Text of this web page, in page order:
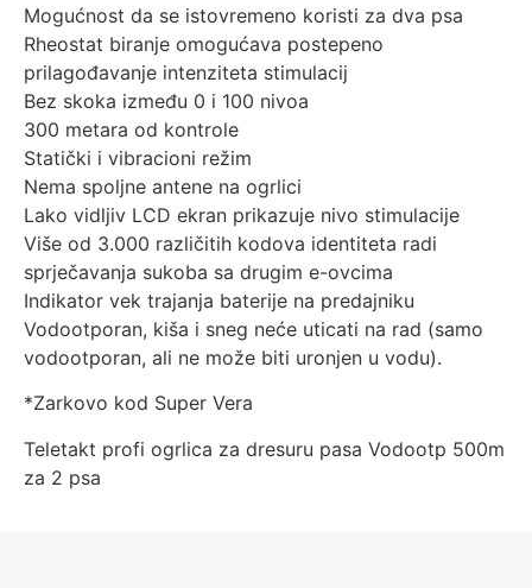
Mogućnost da se istovremeno koristi za dva psa
Rheostat biranje omogućava postepeno
prilagođavanje intenziteta stimulacij
Bez skoka između 0 i 100 nivoa
300 metara od kontrole
Statički i vibracioni režim
Nema spoljne antene na ogrlici
Lako vidljiv LCD ekran prikazuje nivo stimulacije
Više od 3.000 različitih kodova identiteta radi
sprječavanja sukoba sa drugim e-ovcima
Indikator vek trajanja baterije na predajniku
Vodootporan, kiša i sneg neće uticati na rad (samo
vodootporan, ali ne može biti uronjen u vodu).
*Zarkovo kod Super Vera
Teletakt profi ogrlica za dresuru pasa Vodootp 500m
za 2 psa